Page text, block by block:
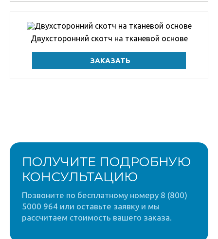
Двухсторонний скотч на тканевой основе
ПОЛУЧИТЕ ПОДРОБНУЮ
КОНСУЛЬТАЦИЮ
Позвоните по бесплатному номеру 8 (800)
5000 964 или оставьте заявку и мы
рассчитаем стоимость вашего заказа.